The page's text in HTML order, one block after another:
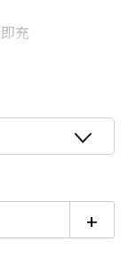
充
+